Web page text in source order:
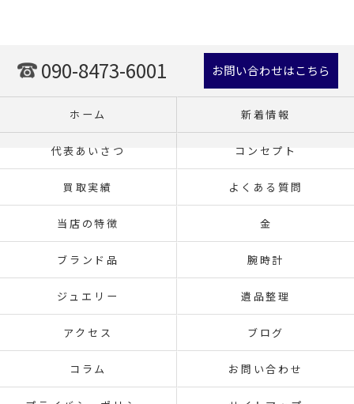
090-8473-6001 お問い合わせはこちら
ホーム 新着情報
代表あいさつ コンセプト
買取実績 よくある質問
当店の特徴 金
ブランド品 腕時計
ジュエリー 遺品整理
アクセス ブログ
コラム お問い合わせ